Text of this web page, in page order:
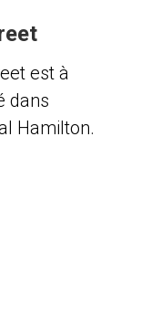
est à
dans
Hamilton.